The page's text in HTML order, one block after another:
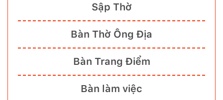
Sập Thờ
Bàn Thờ Ông Địa
Bàn Trang Điểm
Bàn làm việc